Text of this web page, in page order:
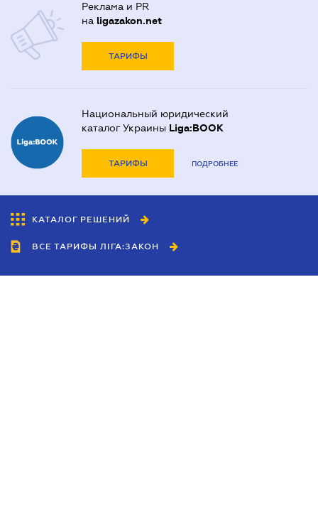
Реклама и PR
на ligazakon.net
ТАРИФЫ
Национальный юридический
каталог Украины Liga:BOOK
ТАРИФЫ ПОДРОБНЕЕ
КАТАЛОГ РЕШЕНИЙ
ВСЕ ТАРИФЫ ЛІГА:ЗАКОН